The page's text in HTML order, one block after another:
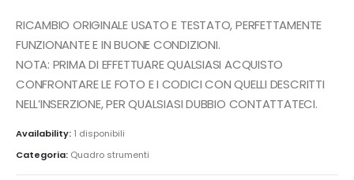
RICAMBIO ORIGINALE USATO E TESTATO, PERFETTAMENTE
FUNZIONANTE E IN BUONE CONDIZIONI.
NOTA: PRIMA DI EFFETTUARE QUALSIASI ACQUISTO
CONFRONTARE LE FOTO E I CODICI CON QUELLI DESCRITTI
NELL’INSERZIONE, PER QUALSIASI DUBBIO CONTATTATECI.
Availability: 1 disponibili
Categoria: Quadro strumenti